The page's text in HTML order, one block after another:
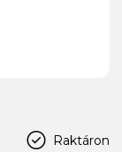
Raktáron